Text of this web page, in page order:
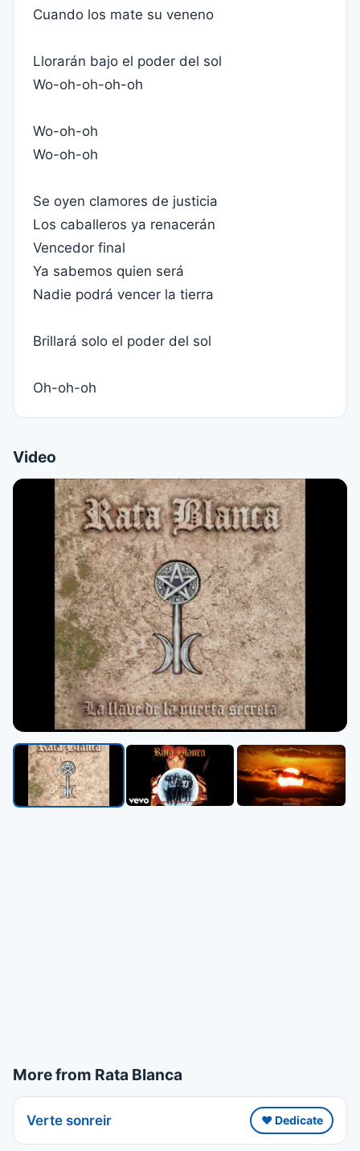
Cuando los mate su veneno
Llorarán bajo el poder del sol
Wo-oh-oh-oh-oh
Wo-oh-oh
Wo-oh-oh
Se oyen clamores de justicia
Los caballeros ya renacerán
Vencedor final
Ya sabemos quien será
Nadie podrá vencer la tierra
Brillará solo el poder del sol
Oh-oh-oh
Video
▶
More from Rata Blanca
Verte sonreir ❤️ Dedicate